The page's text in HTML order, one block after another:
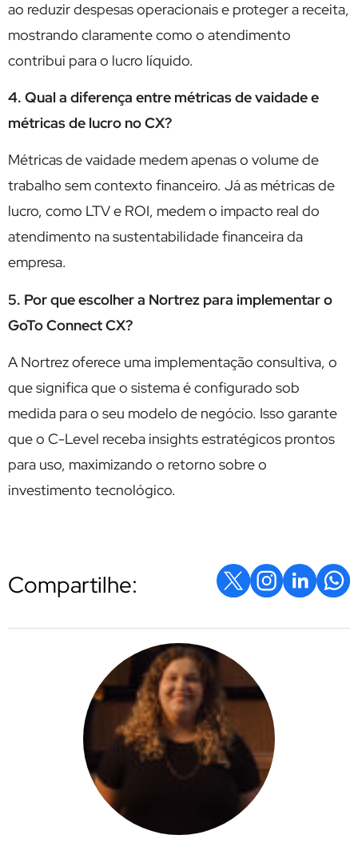
ao reduzir despesas operacionais e proteger a receita,
mostrando claramente como o atendimento
contribui para o lucro líquido.
4. Qual a diferença entre métricas de vaidade e
métricas de lucro no CX?
Métricas de vaidade medem apenas o volume de
trabalho sem contexto financeiro. Já as métricas de
lucro, como LTV e ROI, medem o impacto real do
atendimento na sustentabilidade financeira da
empresa.
5. Por que escolher a Nortrez para implementar o
GoTo Connect CX?
A Nortrez oferece uma implementação consultiva, o
que significa que o sistema é configurado sob
medida para o seu modelo de negócio. Isso garante
que o C-Level receba insights estratégicos prontos
para uso, maximizando o retorno sobre o
investimento tecnológico.
Compartilhe: